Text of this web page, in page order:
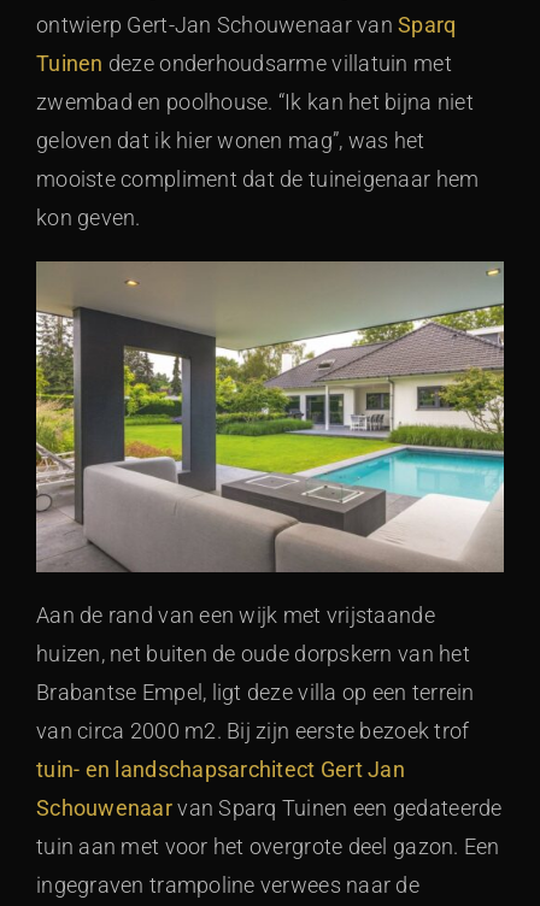
ontwierp Gert-Jan Schouwenaar vanSparq
Tuinen deze onderhoudsarme villatuin met
zwembad en poolhouse. “Ik kan het bijna niet
geloven dat ik hier wonen mag”, was het
mooiste compliment dat de tuineigenaar hem
kon geven.
Aan de rand van een wijk met vrijstaande
huizen, net buiten de oude dorpskern van het
Brabantse Empel, ligt deze villa op een terrein
van circa 2000 m2. Bij zijn eerste bezoek trof
tuin- en landschapsarchitect Gert Jan
Schouwenaarvan Sparq Tuinen een gedateerde
tuin aan met voor het overgrote deel gazon. Een
ingegraven trampoline verwees naar de